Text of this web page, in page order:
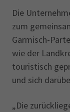
Die
zum
Garmisch-
wie der
touristisch
und sich
„Die